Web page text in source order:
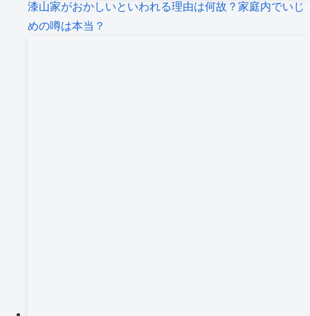
漆山家がおかしいといわれる理由は何故？家庭内でいじ
めの噂は本当？